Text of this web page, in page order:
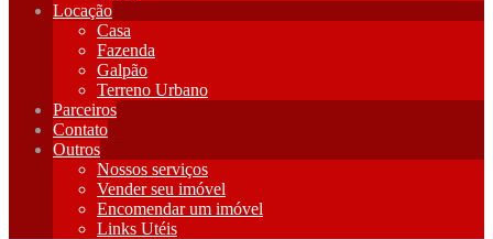
Locação
Casa
Fazenda
Galpão
Terreno Urbano
Parceiros
Contato
Outros
Nossos serviços
Vender seu imóvel
Encomendar um imóvel
Links Utéis